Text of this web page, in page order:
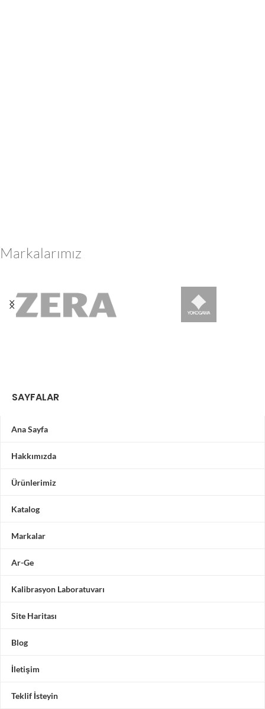
Markalarımız
SAYFALAR
Ana Sayfa
Hakkımızda
Ürünlerimiz
Katalog
Markalar
Ar-Ge
Kalibrasyon Laboratuvarı
Site Haritası
Blog
İletişim
Teklif İsteyin